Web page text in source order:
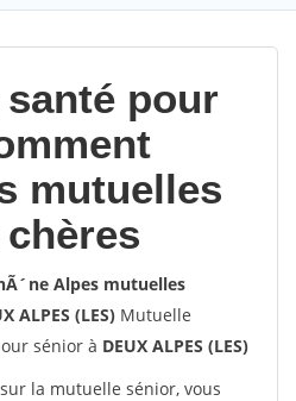
pour
mutuelles
Alpes mutuelles
ALPES (LES) Mutuelle
sénior à DEUX ALPES (LES)
la mutuelle sénior, vous